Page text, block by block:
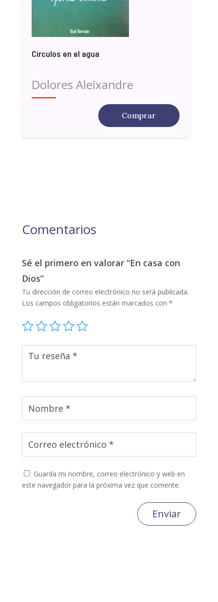
Círculos en el agua
Dolores Aleixandre
Comprar
Comentarios
Sé el primero en valorar “En casa con
Dios”
Tu dirección de correo electrónico no será publicada.
Los campos obligatorios están marcados con *
Guarda mi nombre, correo electrónico y web en
este navegador para la próxima vez que comente.
Enviar